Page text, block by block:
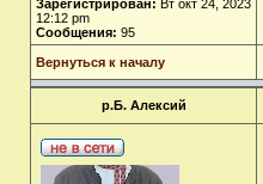
Зарегистрирован: Вт окт 24, 2023
12:12 pm
Сообщения: 95
Вернуться к началу
р.Б. Алексий